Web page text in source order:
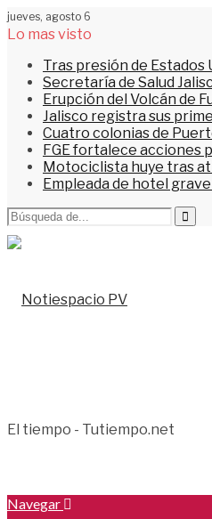
jueves, agosto 6
Lo mas visto
Tras presión de Estados
Secretaría de Salud
Erupción del Volcán de
Jalisco registra sus
Cuatro colonias de
FGE fortalece acciones
Motociclista huye tras
Empleada de hotel
El tiempo - Tutiempo.net
Navegar